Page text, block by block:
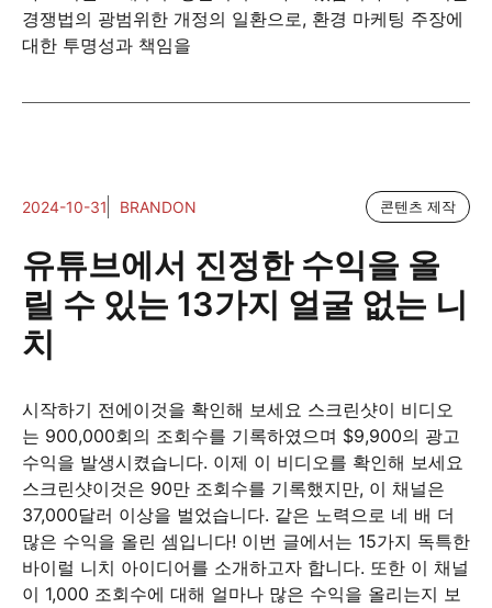
경쟁법의 광범위한 개정의 일환으로, 환경 마케팅 주장에
대한 투명성과 책임을
2024-10-31 BRANDON 콘텐츠 제작
유튜브에서 진정한 수익을 올
릴 수 있는 13가지 얼굴 없는 니
치
시작하기 전에이것을 확인해 보세요 스크린샷이 비디오
는 900,000회의 조회수를 기록하였으며 $9,900의 광고
수익을 발생시켰습니다. 이제 이 비디오를 확인해 보세요
스크린샷이것은 90만 조회수를 기록했지만, 이 채널은
37,000달러 이상을 벌었습니다. 같은 노력으로 네 배 더
많은 수익을 올린 셈입니다! 이번 글에서는 15가지 독특한
바이럴 니치 아이디어를 소개하고자 합니다. 또한 이 채널
이 1,000 조회수에 대해 얼마나 많은 수익을 올리는지 보